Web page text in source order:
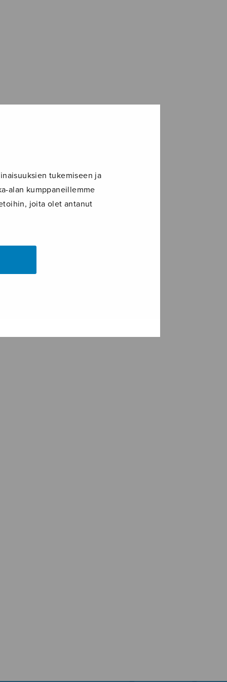
tukemiseen ja
alan kumppaneillemme
joita olet antanut